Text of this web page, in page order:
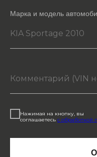
Марка и модель
Нажимая на кнопку, вы
соглашаетесь с обработкой